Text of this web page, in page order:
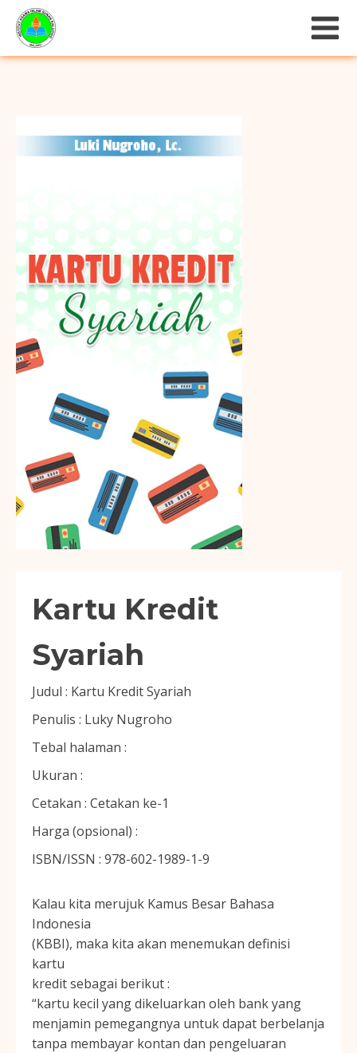
Kartu Kredit
Syariah
Judul : Kartu Kredit Syariah
Penulis : Luky Nugroho
Tebal halaman :
Ukuran :
Cetakan : Cetakan ke-1
Harga (opsional) :
ISBN/ISSN : 978-602-1989-1-9
Kalau kita merujuk Kamus Besar Bahasa
Indonesia
(KBBI), maka kita akan menemukan definisi
kartu
kredit sebagai berikut :
“kartu kecil yang dikeluarkan oleh bank yang
menjamin pemegangnya untuk dapat berbelanja
tanpa membayar kontan dan pengeluaran